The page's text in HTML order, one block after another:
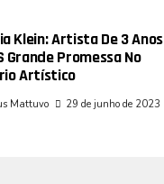
Klein: Artista De 3 Anos
Grande Promessa No
Artístico
Mattuvo 29 de junho de 2023